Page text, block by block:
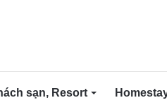
sạn, Resort